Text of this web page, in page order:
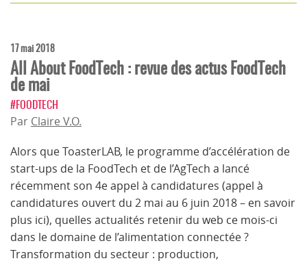
17 mai 2018
All About FoodTech : revue des actus FoodTech
de mai
#FOODTECH
Par Claire V.O.
Alors que ToasterLAB, le programme d’accélération de
start-ups de la FoodTech et de l’AgTech a lancé
récemment son 4e appel à candidatures (appel à
candidatures ouvert du 2 mai au 6 juin 2018 – en savoir
plus ici), quelles actualités retenir du web ce mois-ci
dans le domaine de l’alimentation connectée ?
Transformation du secteur : production,